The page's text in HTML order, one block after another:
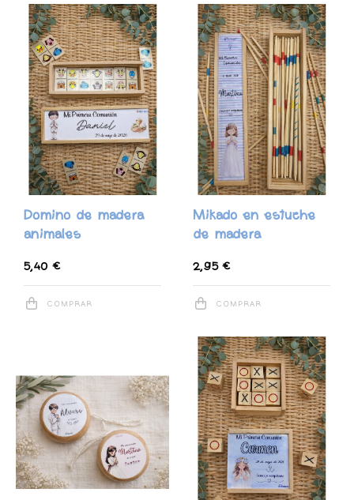
Domino de madera
animales
5,40 €
COMPRAR
Mikado en estuche
de madera
2,95 €
COMPRAR